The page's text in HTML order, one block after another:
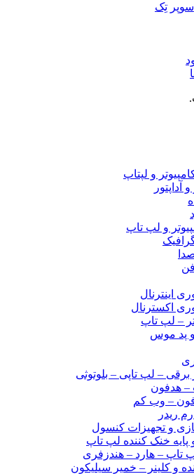
تِک
و لپتاپ
آداپتور
و لپ تاپ
اینترنال
اکسترنال
– لپ تاپ
پد موس
برقی – لپ تاپی – بلوتوثی
هدفون
– وب کم
ریدر
و تجهیزات کنسول
پایه خنک کننده لپ تاپ
تاپ – هارد – هندزفری
و کلینر – خمیر سیلیکون